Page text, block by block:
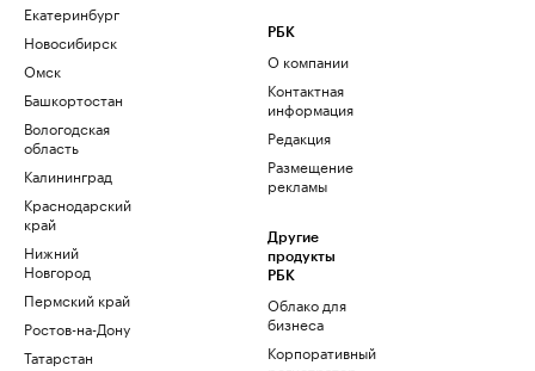
Екатеринбург
Новосибирск
Омск
Башкортостан
Вологодская
область
Калининград
Краснодарский
край
Нижний
Новгород
Пермский край
Ростов-на-Дону
Татарстан
РБК
О компании
Контактная
информация
Редакция
Размещение
рекламы
Другие
продукты
РБК
Облако для
бизнеса
Корпоративный